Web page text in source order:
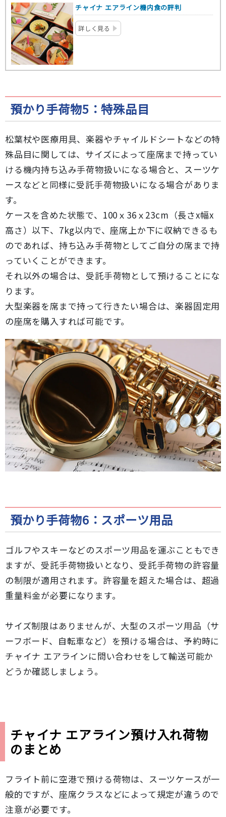
チャイナ エアライン機内食の評判
詳しく見る
預かり手荷物5：特殊品目
松葉杖や医療用具、楽器やチャイルドシートなどの特
殊品目に関しては、サイズによって座席まで持ってい
ける機内持ち込み手荷物扱いになる場合と、スーツケ
ースなどと同様に受託手荷物扱いになる場合がありま
す。
ケースを含めた状態で、100ｘ36ｘ23cm（長さx幅x
高さ）以下、7kg以内で、座席上か下に収納できるも
のであれば、持ち込み手荷物としてご自分の席まで持
っていくことができます。
それ以外の場合は、受託手荷物として預けることにな
ります。
大型楽器を席まで持って行きたい場合は、楽器固定用
の座席を購入すれば可能です。
預かり手荷物6：スポーツ用品
ゴルフやスキーなどのスポーツ用品を運ぶこともでき
ますが、受託手荷物扱いとなり、受託手荷物の許容量
の制限が適用されます。許容量を超えた場合は、超過
重量料金が必要になります。
サイズ制限はありませんが、大型のスポーツ用品（サ
ーフボード、自転車など）を預ける場合は、予約時に
チャイナ エアラインに問い合わせをして輸送可能か
どうか確認しましょう。
チャイナ エアライン預け入れ荷物
のまとめ
フライト前に空港で預ける荷物は、スーツケースが一
般的ですが、座席クラスなどによって規定が違うので
注意が必要です。